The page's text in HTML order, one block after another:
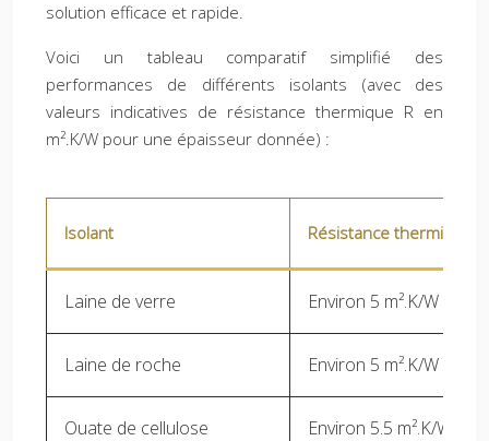
solution efficace et rapide.
Voici un tableau comparatif simplifié des
performances de différents isolants (avec des
valeurs indicatives de résistance thermique R en
m².K/W pour une épaisseur donnée) :
Isolant Résistance thermique
Laine de verre Environ 5 m².K/W
Laine de roche Environ 5 m².K/W
Ouate de cellulose Environ 5.5 m².K/W